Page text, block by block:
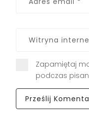
Zapamiętaj
podczas